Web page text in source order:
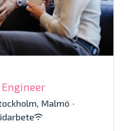
Engineer
Malmö ·